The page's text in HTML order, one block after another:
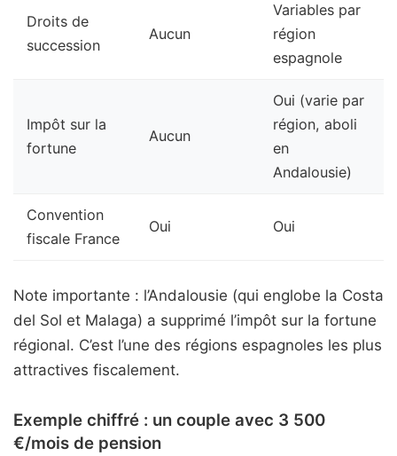
Droits de
succession
Aucun
Variables par
région
espagnole
Impôt sur la
fortune
Aucun
Oui (varie par
région, aboli
en
Andalousie)
Convention
fiscale France
Oui Oui
Note importante : l’Andalousie (qui englobe la Costa
del Sol et Malaga) a supprimé l’impôt sur la fortune
régional. C’est l’une des régions espagnoles les plus
attractives fiscalement.
Exemple chiffré : un couple avec 3 500
€/mois de pension